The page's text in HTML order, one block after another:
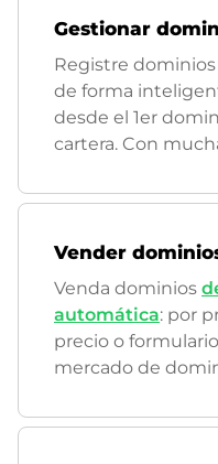
Gestionar
Registre
de forma
desde el 1er
cartera. Con
Vender
Venda dominios
automática: por
precio o
mercado de